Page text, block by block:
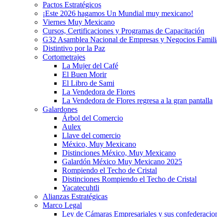
Pactos Estratégicos
¡Este 2026 hagamos Un Mundial muy mexicano!
Viernes Muy Mexicano
Cursos, Certificaciones y Programas de Capacitación
G32 Asamblea Nacional de Empresas y Negocios
Distintivo por la Paz
Cortometrajes
La Mujer del Café
El Buen Morir
El Libro de Sami
La Vendedora de Flores
La Vendedora de Flores regresa a la gran pantalla
Galardones
Árbol del Comercio
Aulex
Llave del comercio
México, Muy Mexicano
Distinciones México, Muy Mexicano
Galardón México Muy Mexicano 2025
Rompiendo el Techo de Cristal
Distinciones Rompiendo el Techo de Cristal
Yacatecuhtli
Alianzas Estratégicas
Marco Legal
Ley de Cámaras Empresariales y sus